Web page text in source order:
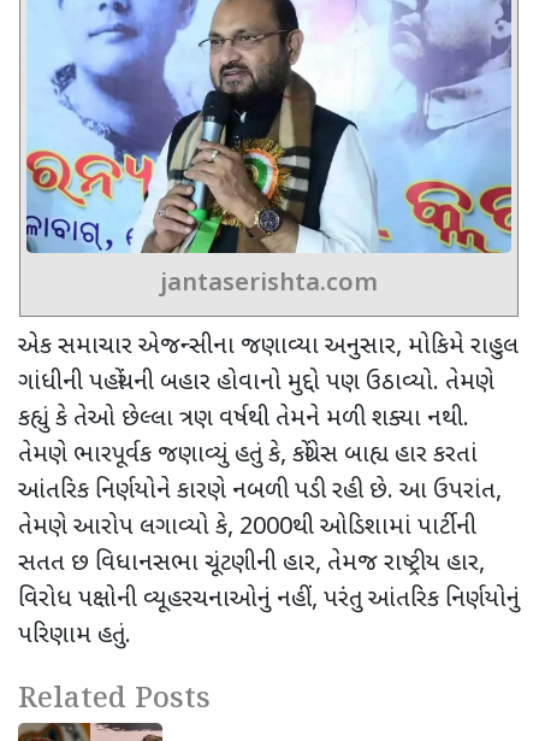
jantaserishta.com
એક સમાચાર એજન્સીના જણાવ્યા અનુસાર, મોકિમે રાહુલ
ગાંધીની પહોંચની બહાર હોવાનો મુદ્દો પણ ઉઠાવ્યો. તેમણે
કહ્યું કે તેઓ છેલ્લા ત્રણ વર્ષથી તેમને મળી શક્યા નથી.
તેમણે ભારપૂર્વક જણાવ્યું હતું કે, કોંગ્રેસ બાહ્ય હાર કરતાં
આંતરિક નિર્ણયોને કારણે નબળી પડી રહી છે. આ ઉપરાંત,
તેમણે આરોપ લગાવ્યો કે, 2000થી ઓડિશામાં પાર્ટીની
સતત છ વિધાનસભા ચૂંટણીની હાર, તેમજ રાષ્ટ્રીય હાર,
વિરોધ પક્ષોની વ્યૂહરચનાઓનું નહીં, પરંતુ આંતરિક નિર્ણયોનું
પરિણામ હતું.
Related Posts